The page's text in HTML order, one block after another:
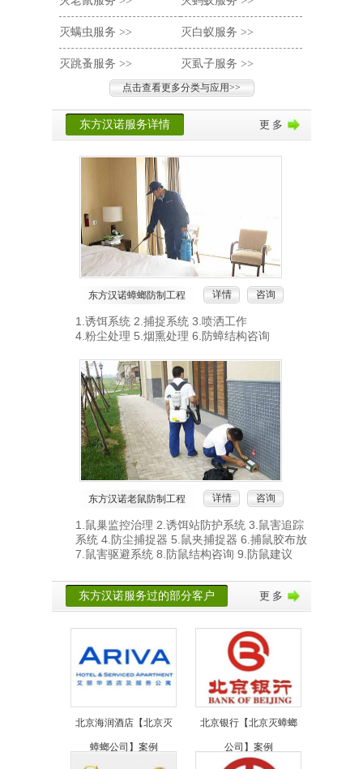
灭螨虫服务 >> 灭白蚁服务 >>
灭跳蚤服务 >> 灭虱子服务 >>
点击查看更多分类与应用>>
更 多
东方汉诺服务详情
东方汉诺蟑螂防制工程 详情 咨询
1.诱饵系统 2.捕捉系统 3.喷洒工作
4.粉尘处理 5.烟熏处理 6.防蟑结构咨询
东方汉诺老鼠防制工程 详情 咨询
1.鼠巢监控治理 2.诱饵站防护系统 3.鼠害追踪
系统 4.防尘捕捉器 5.鼠夹捕捉器 6.捕鼠胶布放
7.鼠害驱避系统 8.防鼠结构咨询 9.防鼠建议
更 多
东方汉诺服务过的部分客户
北京海润酒店【北京灭
蟑螂公司】案例
北京银行【北京灭蟑螂
公司】案例